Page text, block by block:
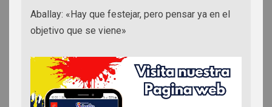
Aballay: «Hay que festejar, pero pensar ya en el
objetivo que se viene»